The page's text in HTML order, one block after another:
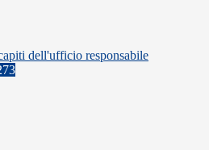
dell'ufficio responsabile